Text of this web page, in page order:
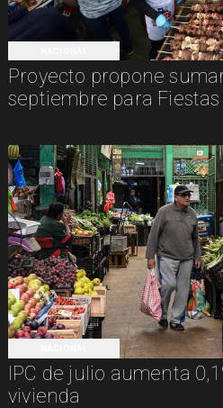
Proyecto propone
septiembre para
IPC de julio aumenta
vivienda